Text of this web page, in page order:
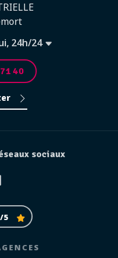
24h/24
40
sociaux
5